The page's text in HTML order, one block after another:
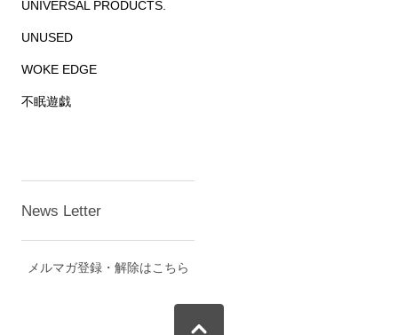
UNIVERSAL PRODUCTS.
UNUSED
WOKE EDGE
不眠遊戯
News Letter
メルマガ登録・解除はこちら